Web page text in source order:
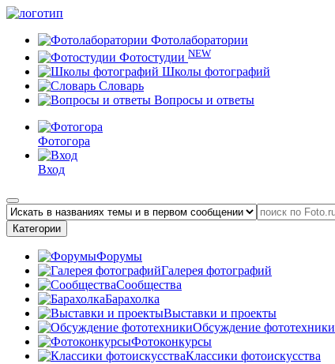
Фотолаборатории
Фотостудии NEW
Школы фотографий
Словарь
Вопросы и ответы
Фотогора
Вход
Категории
Форумы
Галерея фотографий
Сообщества
Барахолка
Выставки и проекты
Обсуждение фототехники
Фотоконкурсы
Классики фотоискусства